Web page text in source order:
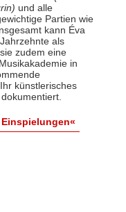
und alle
Partien wie
kann Éva
als
zudem eine
in
künstlerisches